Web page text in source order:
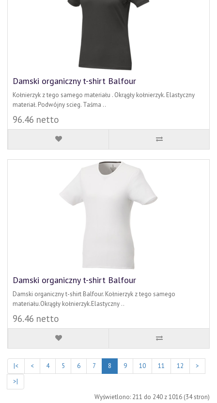
Damski organiczny t-shirt Balfour
Kołnierzyk z tego samego materiału . Okrągły kołnierzyk. Elastyczny
materiał. Podwójny scieg. Taśma ..
96.46 netto
Damski organiczny t-shirt Balfour
Damski organiczny t-shirt Balfour. Kołnierzyk z tego samego
materiału.Okrągły kołnierzyk.Elastyczny ..
96.46 netto
|< < 4 5 6 7 8 9 10 11 12
>
>|
Wyświetlono: 211 do 240 z 1016 (34 stron)